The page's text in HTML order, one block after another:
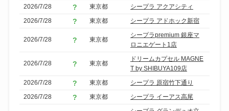
2026/7/28
東京都
シープラ アクアシティ
2026/7/28
東京都 シープラ アドホック新宿
2026/7/28 東京都
シープラpremium 銀座マ
ロニエゲート1店
2026/7/28 東京都
ドリームカプセル MAGNE
T by SHIBUYA109店
2026/7/28
東京都
シープラ 原宿竹下通り
2026/7/28
東京都 シープラ イーアス高尾